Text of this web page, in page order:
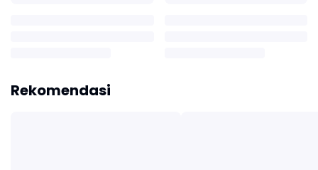
Rekomendasi